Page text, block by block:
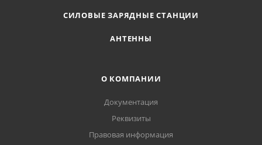
СИЛОВЫЕ ЗАРЯДНЫЕ СТАНЦИИ
АНТЕННЫ
О КОМПАНИИ
Документация
Реквизиты
Правовая информация